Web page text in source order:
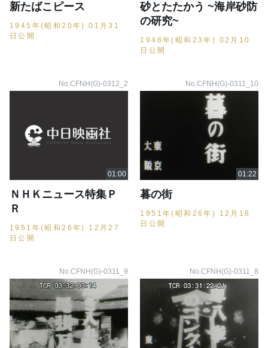
新たばこピース
1945年(昭和20年) 01月31
日公開
砂とたたかう ~海岸砂防
の研究~
1948年(昭和23年) 02月10
日公開
No.CFNH(G)-0312_2
ＮＨＫニュース特集Ｐ
Ｒ
1951年(昭和26年) 12月27
日公開
No.CFNH(G)-0311_10
暮の街
1951年(昭和26年) 12月18
日公開
No.CFNH(G)-0311_9 No.CFNH(G)-0311_8